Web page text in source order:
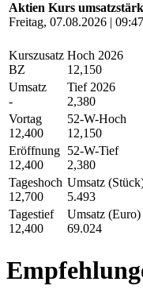
Aktien Kurs
Freitag, 07.08.2026 | 09:47
Kurszusatz
BZ
Hoch 2026
12,150
Umsatz
-
Tief 2026
2,380
Vortag
12,400
52-W-Hoch
12,150
Eröffnung
12,400
52-W-Tief
2,380
Tageshoch
12,700
Umsatz
5.493
Tagestief
12,400
Umsatz (Euro)
69.024